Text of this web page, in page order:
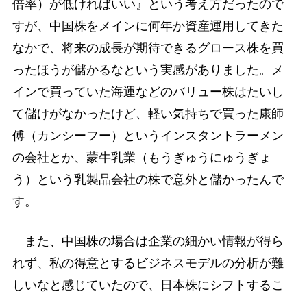
倍率）が低ければいい』という考え方だったので
すが、中国株をメインに何年か資産運用してきた
なかで、将来の成長が期待できるグロース株を買
ったほうが儲かるなという実感がありました。メ
インで買っていた海運などのバリュー株はたいし
て儲けがなかったけど、軽い気持ちで買った康師
傅（カンシーフー）というインスタントラーメン
の会社とか、蒙牛乳業（もうぎゅうにゅうぎょ
う）という乳製品会社の株で意外と儲かったんで
す。
また、中国株の場合は企業の細かい情報が得ら
れず、私の得意とするビジネスモデルの分析が難
しいなと感じていたので、日本株にシフトするこ